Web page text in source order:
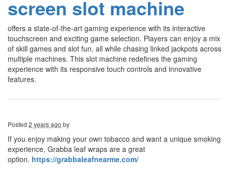
screen slot machine
offers a state-of-the-art gaming experience with its interactive
touchscreen and exciting game selection. Players can enjoy a mix
of skill games and slot fun, all while chasing linked jackpots across
multiple machines. This slot machine redefines the gaming
experience with its responsive touch controls and innovative
features.
Posted 2 years ago by
If you enjoy making your own tobacco and want a unique smoking
experience, Grabba leaf wraps are a great
option. https://grabbaleafnearme.com/